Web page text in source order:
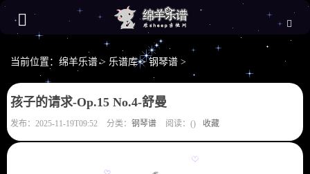
当前位置： 绵羊乐谱> 乐谱库>钢琴谱 >
孩子的请求-Op.15 No.4-舒曼
发布：2025-11-19T09:52 分类： 钢琴谱 阅读：() 收藏